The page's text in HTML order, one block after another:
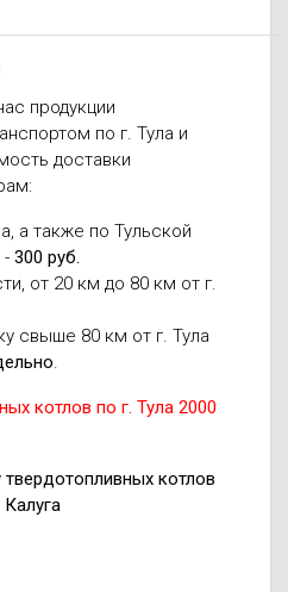
продукции
по г. Тула и
доставки
а также по Тульской
- 300 руб.
от 20 км до 80 км от г.
свыше 80 км от г. Тула
.
котлов по г. Тула 2000
котлов